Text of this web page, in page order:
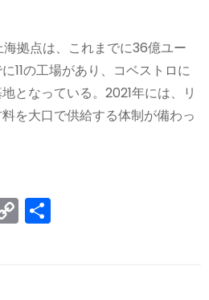
拠点は、これまでに36億ユー
11の工場があり、コベストロに
となっている。2021年には、リ
を大口で供給する体制が備わっ
C
o